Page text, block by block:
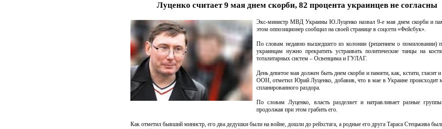
Луценко считает 9 мая днем скорби, 82 процента украинцев не согласны
Экс-министр МВД Украины Ю.Луценко назвал 9-е мая днем скорби и
этом оппозиционер сообщил на своей странице в соцсети «Фейсбук».
По словам недавно вышедшего из колонии (решением о помиловании)
украинцам нужно прекратить устраивать политические танцы на
тоталитарных систем – Освенцима и ГУЛАГ.
День девятое мая должен быть днем скорби и памяти, как, кстати, гласит
ООН, отметил Юрий Луценко, добавив, что в мае в Украине происходит
спланированного раздора.
По словам Луценко, власть разделяет и натравливает разные
продолжая при этом грабить его.
Как отметил бывший министр, его два дедушки были на войне, дошли до рейхстага, а родные его друга Тараса Стецькива